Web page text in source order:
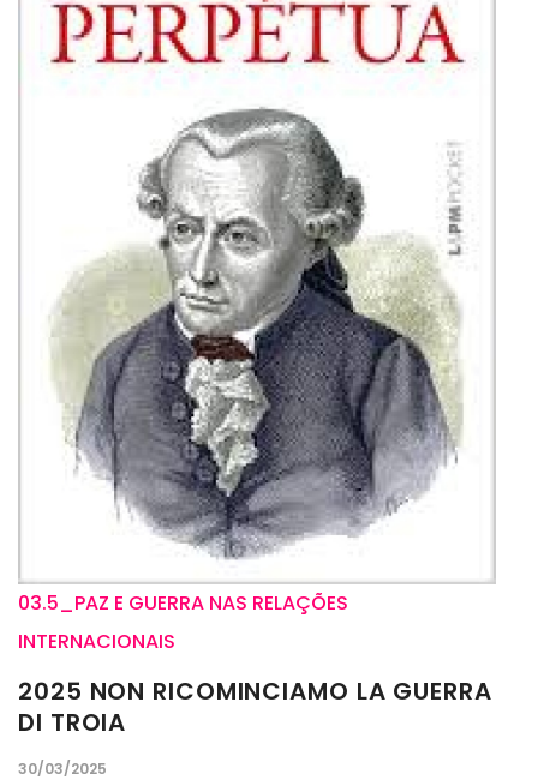
03.5_PAZ E GUERRA NAS RELAÇÕES
INTERNACIONAIS
2025 NON RICOMINCIAMO LA GUERRA
DI TROIA
30/03/2025